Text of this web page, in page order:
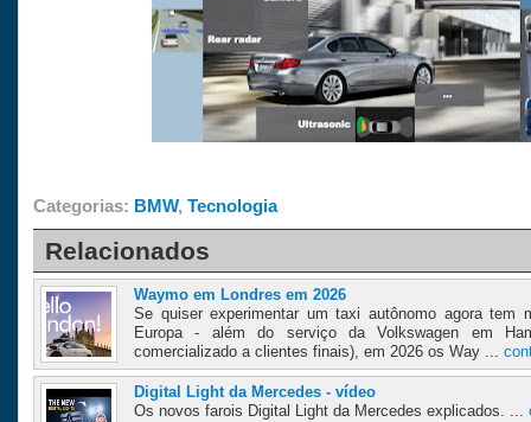
Categorias: BMW, Tecnologia
Relacionados
Waymo em Londres em 2026
Se quiser experimentar um taxi autônomo agora tem
Europa - além do serviço da Volkswagen em
comercializado a clientes finais), em 2026 os Way ...
Digital Light da Mercedes - vídeo
Os novos farois Digital Light da Mercedes explicados. ...